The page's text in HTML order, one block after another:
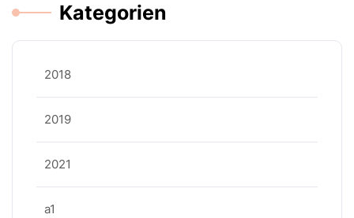
Kategorien
2018
2019
2021
a1